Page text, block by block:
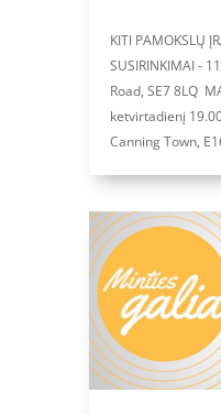
KITI PAMOKSLŲ
SUSIRINKIMAI -
Road, SE7 8LQ
ketvirtadienį
Canning Town,